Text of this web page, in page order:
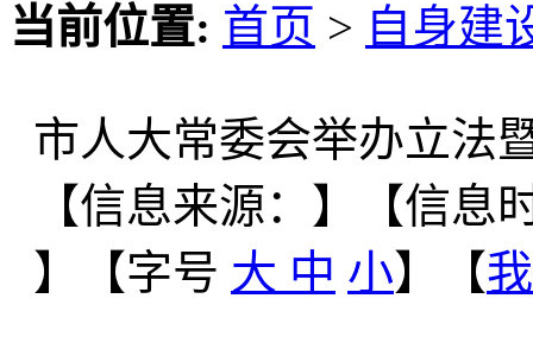
当前位置: 首页 > 自身建
市人大常委会举办立法
【信息来源： 】
【信息
】【字号 大 中 小】【